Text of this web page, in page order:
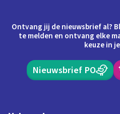
Ontvang jij de nieuwsbrief al?
te melden en ontvang elke
keuze in
Nieuwsbrief PO